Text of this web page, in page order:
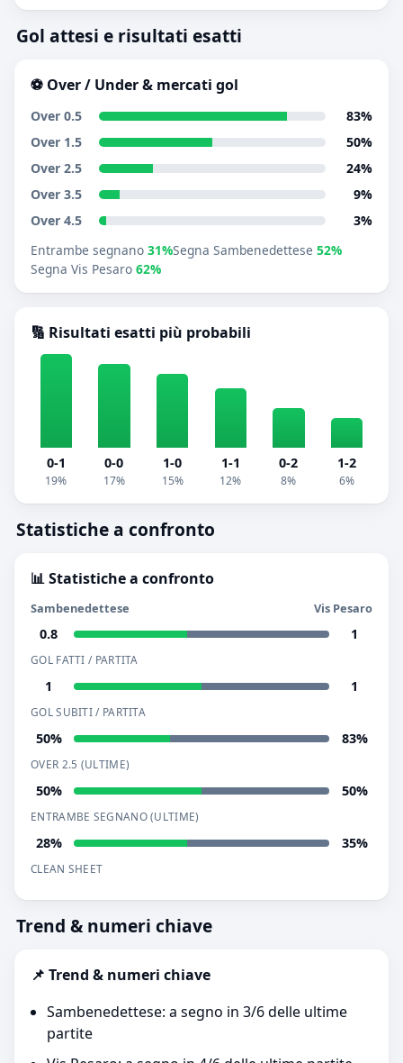
Gol attesi e risultati esatti
⚽ Over / Under & mercati gol
Over 0.5
83%
Over 1.5
50%
Over 2.5
24%
Over 3.5
9%
Over 4.5
3%
Entrambe segnano 31%Segna Sambenedettese 52%
Segna Vis Pesaro 62%
🔢 Risultati esatti più probabili
0-1
19%
0-0
17%
1-0
15%
1-1
12%
0-2
8%
1-2
6%
Statistiche a confronto
📊 Statistiche a confronto
Sambenedettese Vis Pesaro
0.8 1
GOL FATTI / PARTITA
1 1
GOL SUBITI / PARTITA
50% 83%
OVER 2.5 (ULTIME)
50% 50%
ENTRAMBE SEGNANO (ULTIME)
28% 35%
CLEAN SHEET
Trend & numeri chiave
📌 Trend & numeri chiave
Sambenedettese: a segno in 3/6 delle ultime
partite